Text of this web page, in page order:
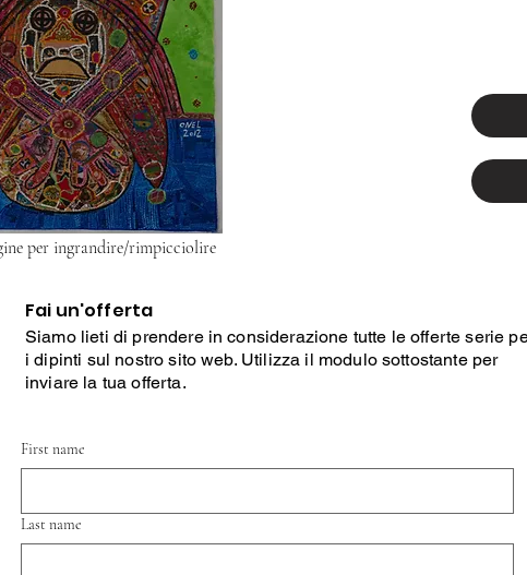
per ingrandire/rimpicciolire
First name
Last name
Fai un'offerta
Siamo lieti di prendere in considerazione tutte le offerte serie
i dipinti sul nostro sito web. Utilizza il modulo sottostante per
inviare la tua offerta.